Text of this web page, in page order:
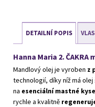
DETAILNÍ POPIS
Hanna Maria 2.
Mandlový olej je vyroben z
technologií, díky níž má olej
na esenciální mastné
rychle a kvalitně